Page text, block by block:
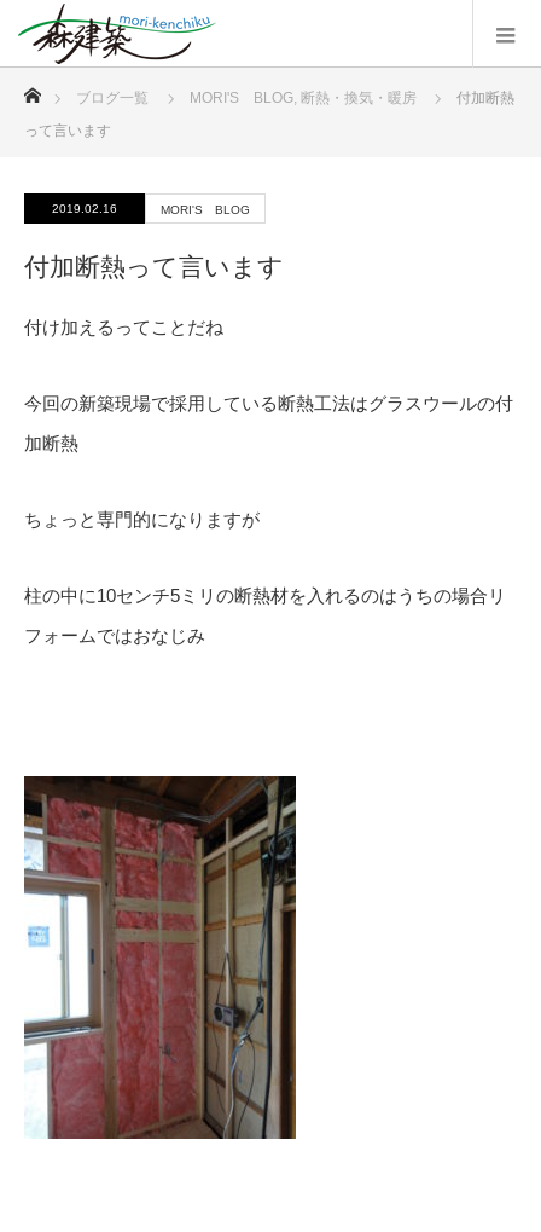
ブログ一覧 MORI'S BLOG, 断熱・換気・暖房
付加断熱
って言います
2019.02.16 MORI'S BLOG
付加断熱って言います
付け加えるってことだね
今回の新築現場で採用している断熱工法はグラスウールの付
加断熱
ちょっと専門的になりますが
柱の中に10センチ5ミリの断熱材を入れるのはうちの場合リ
フォームではおなじみ